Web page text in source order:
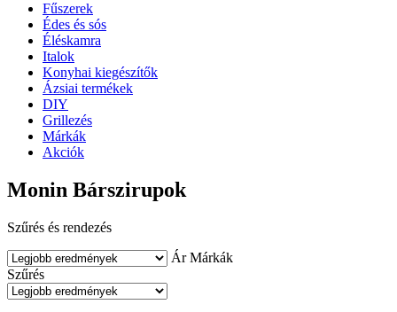
Fűszerek
Édes és sós
Éléskamra
Italok
Konyhai kiegészítők
Ázsiai termékek
DIY
Grillezés
Márkák
Akciók
Monin Bárszirupok
Szűrés és rendezés
Ár Márkák
Szűrés